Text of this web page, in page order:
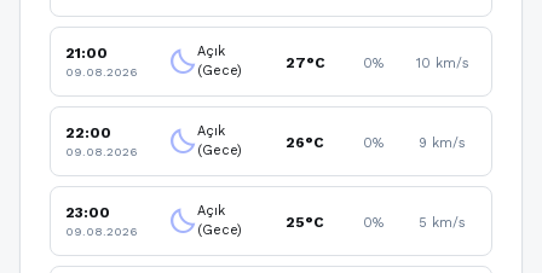
21:00
09.08.2026 clear_nightAçık
(Gece)
27°C 0% 10 km/s
22:00
09.08.2026 clear_nightAçık
(Gece)
26°C 0% 9 km/s
23:00
09.08.2026 clear_nightAçık
(Gece)
25°C 0% 5 km/s